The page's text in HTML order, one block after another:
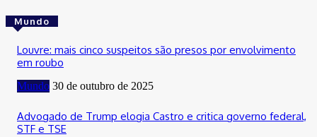
Mundo
Louvre: mais cinco suspeitos são presos por envolvimento
em roubo
Mundo 30 de outubro de 2025
Advogado de Trump elogia Castro e critica governo federal,
STF e TSE